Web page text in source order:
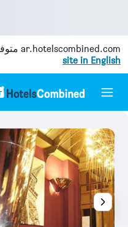
ar.hotelscombined.com
site in English